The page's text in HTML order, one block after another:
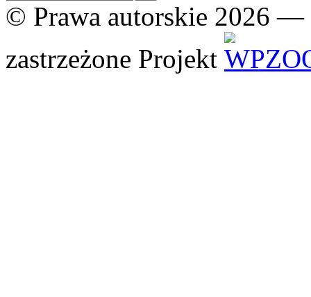
© Prawa autorskie 2026 —
zastrzeżone Projekt